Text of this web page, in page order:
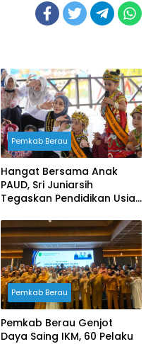
Pemkab Berau
Hangat Bersama Anak
PAUD, Sri Juniarsih
Tegaskan Pendidikan Usia
Berau
Pemkab Berau
Pemkab Berau Genjot
Daya Saing IKM, 60 Pelaku